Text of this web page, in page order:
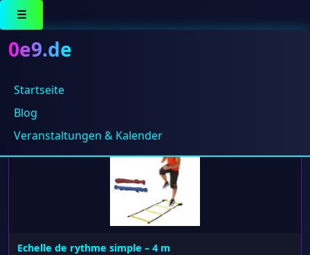
☰
0e9.de
Startseite
Blog
Veranstaltungen & Kalender
Echelle de rythme simple – 4 m